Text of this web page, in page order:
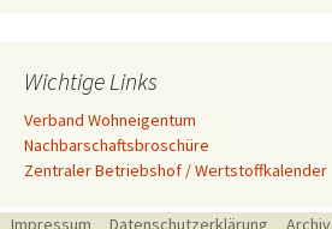
Wichtige Links
Verband Wohneigentum
Nachbarschaftsbroschüre
Zentraler Betriebshof / Wertstoffkalender
Impressum Datenschutzerklärung Archiv